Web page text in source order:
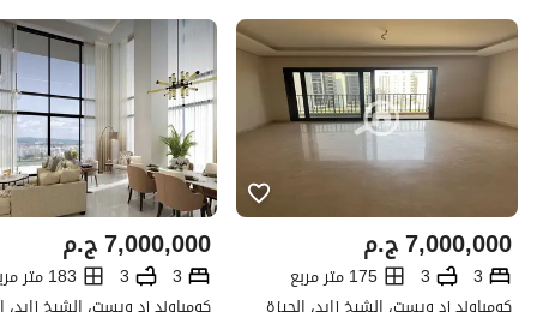
ج.م7,000,000
3
3
175 متر مربع
ج.م7,000,000
3
3
183 متر مربع